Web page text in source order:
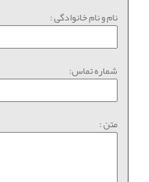
نام و نام خانوادگی :
شماره تماس:
متن :